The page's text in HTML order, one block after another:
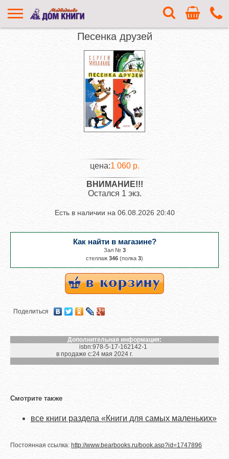
Песенка друзей
Поделиться
Дополнительная информация:
isbn:978-5-17-162142-1
в продаже с:24 мая 2024 г.
Смотрите также
все книги раздела «Книги для самых маленьких»
Постоянная ссылка: http://www.bearbooks.ru/book.asp?id=1747896
цена:1 060 р.
ВНИМАНИЕ!!!
Остался 1 экз.
Есть в наличии на 06.08.2026 20:40
Как найти в магазине?
Зал № 3
cтеллаж 346 (полка 3)